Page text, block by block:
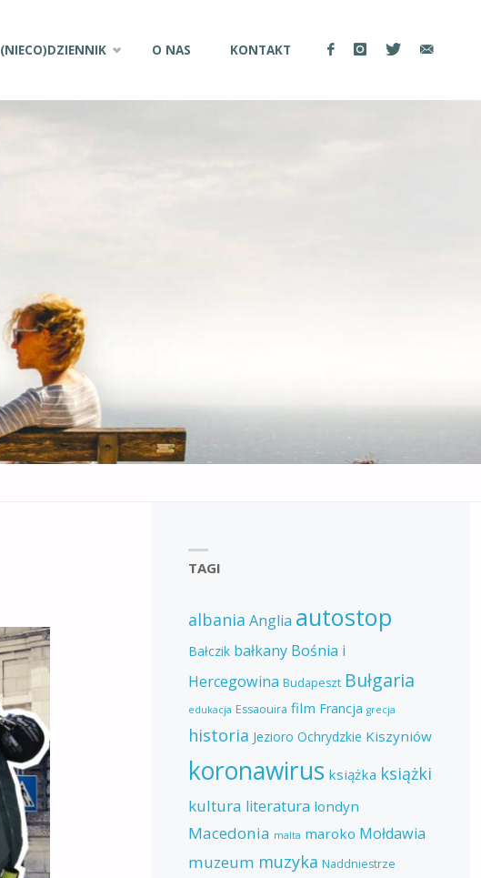
(NIECO)DZIENNIK O NAS KONTAKT
TAGI
albania Anglia autostop
Bałczik bałkany Bośnia i
Hercegowina Budapeszt Bułgaria
edukacja Essaouira film Francja grecja
historia Jezioro Ochrydzkie Kiszyniów
koronawirus książka książki
kultura literatura londyn
Macedonia malta maroko Mołdawia
muzeum muzyka Naddniestrze